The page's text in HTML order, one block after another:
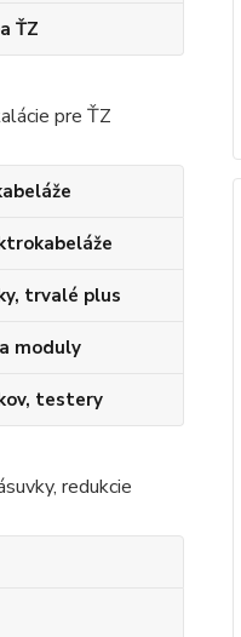
ŤZ
pre ŤZ
trvalé plus
moduly
testery
redukcie